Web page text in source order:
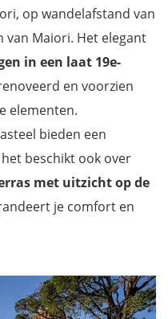
op wandelafstand van
van Maiori. Het elegant
in een laat 19e-
en voorzien
elementen.
bieden een
beschikt ook over
met uitzicht op de
je comfort en